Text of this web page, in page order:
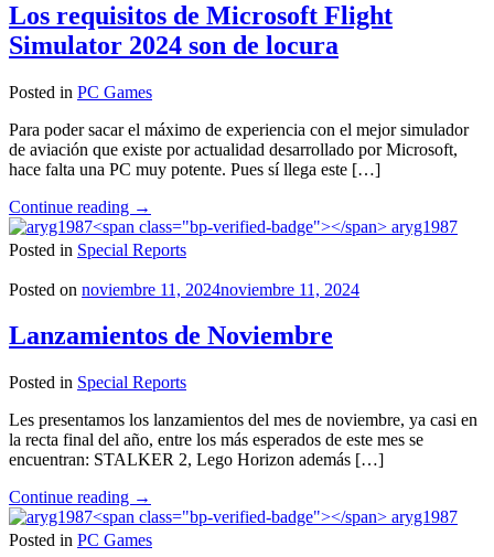
Los requisitos de Microsoft Flight
Simulator 2024 son de locura
Posted in PC Games
Para poder sacar el máximo de experiencia con el mejor simulador
de aviación que existe por actualidad desarrollado por Microsoft,
hace falta una PC muy potente. Pues sí llega este […]
Continue reading "Los
requisitos
de
Microsoft
Flight
2024
son
locura"
→
aryg1987
Posted in Special Reports
Posted on noviembre 11, 2024noviembre 11, 2024
Lanzamientos de Noviembre
Posted in Special Reports
Les presentamos los lanzamientos del mes de noviembre, ya casi en
la recta final del año, entre los más esperados de este mes se
encuentran: STALKER 2, Lego Horizon además […]
Continue reading "Lanzamientos
de
Noviembre"
→
aryg1987
Posted in PC Games